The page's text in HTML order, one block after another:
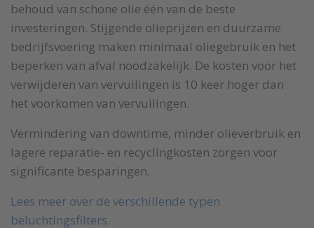
behoud van schone olie één van de beste
investeringen. Stijgende olieprijzen en duurzame
bedrijfsvoering maken minimaal oliegebruik en het
beperken van afval noodzakelijk. De kosten voor het
verwijderen van vervuilingen is 10 keer hoger dan
het voorkomen van vervuilingen.
Vermindering van downtime, minder olieverbruik en
lagere reparatie- en recyclingkosten zorgen voor
significante besparingen.
Lees meer over de verschillende typen
beluchtingsfilters.